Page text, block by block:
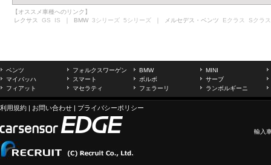
【オススメ車種へのリンク】
レクサス GS IS ｜ BMW 3シリーズ 5シリーズ ｜ メルセデス・ベンツ Eクラス Sクラス
ベンツ フォルクスワーゲン BMW
MINI
マイバッハ
スマート ボルボ
サーブ
フィアット
マセラティ フェラーリ ランボルギーニ
利用規約 | お問い合わせ | プライバシーポリシー
輸入